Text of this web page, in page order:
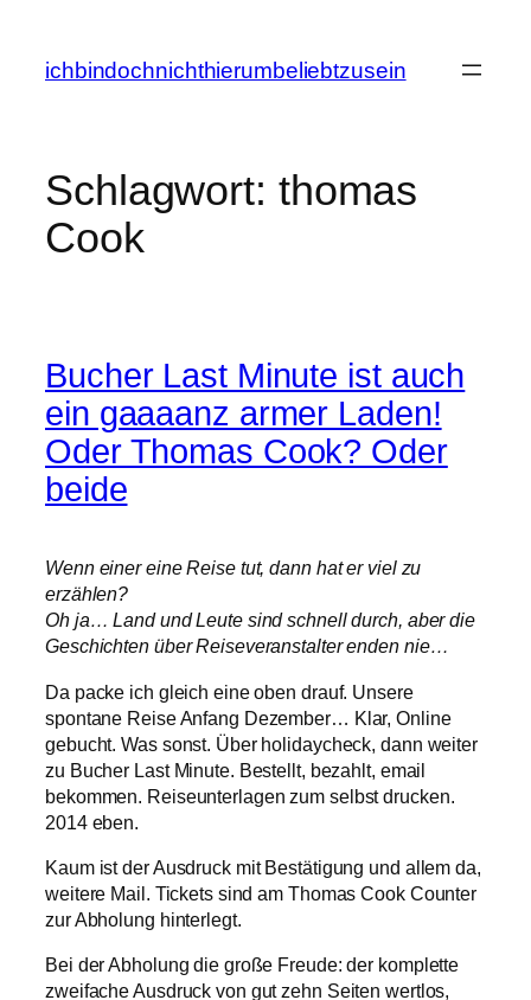
springen
ichbindochnichthierumbeliebtzusein
Schlagwort: thomas
Cook
Bucher Last Minute ist auch
ein gaaaanz armer Laden!
Oder Thomas Cook? Oder
beide
Wenn einer eine Reise tut, dann hat er viel zu
erzählen?
Oh ja… Land und Leute sind schnell durch, aber die
Geschichten über Reiseveranstalter enden nie…
Da packe ich gleich eine oben drauf. Unsere
spontane Reise Anfang Dezember… Klar, Online
gebucht. Was sonst. Über holidaycheck, dann weiter
zu Bucher Last Minute. Bestellt, bezahlt, email
bekommen. Reiseunterlagen zum selbst drucken.
2014 eben.
Kaum ist der Ausdruck mit Bestätigung und allem da,
weitere Mail. Tickets sind am Thomas Cook Counter
zur Abholung hinterlegt.
Bei der Abholung die große Freude: der komplette
zweifache Ausdruck von gut zehn Seiten wertlos,